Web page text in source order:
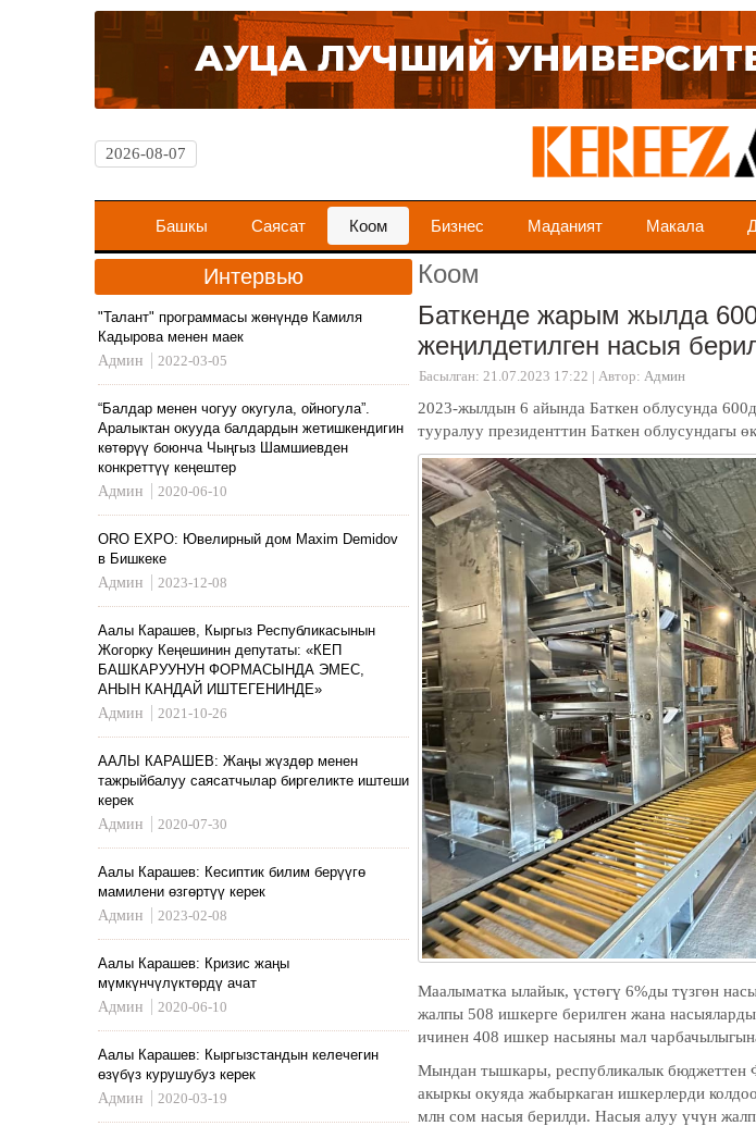
2026-08-07
Башкы Саясат Коом Бизнес Маданият Макала
Интервью
"Талант" программасы жөнүндө Камиля
Кадырова менен маек
Админ
2022-03-05
“Балдар менен чогуу окугула, ойногула”.
Аралыктан окууда балдардын жетишкендигин
көтөрүү боюнча Чыңгыз Шамшиевден
конкреттүү кеңештер
Админ
2020-06-10
ORO EXPO: Ювелирный дом Maxim Demidov
в Бишкеке
Админ
2023-12-08
Аалы Карашев, Кыргыз Республикасынын
Жогорку Кеңешинин депутаты: «КЕП
БАШКАРУУНУН ФОРМАСЫНДА ЭМЕС,
АНЫН КАНДАЙ ИШТЕГЕНИНДЕ»
Админ
2021-10-26
ААЛЫ КАРАШЕВ: Жаңы жүздөр менен
тажрыйбалуу саясатчылар биргеликте иштеши
керек
Админ
2020-07-30
Аалы Карашев: Кесиптик билим берүүгө
мамилени өзгөртүү керек
Админ
2023-02-08
Аалы Карашев: Кризис жаңы
мүмкүнчүлүктөрдү ачат
Админ
2020-06-10
Аалы Карашев: Кыргызстандын келечегин
өзүбүз курушубуз керек
Админ
2020-03-19
Коом
Баткенде жарым жылда
жеңилдетилген насыя
Басылган: 21.07.2023 17:22 | Автор: Админ
2023-жылдын 6 айында Баткен облусунда
тууралуу президенттин Баткен облусундагы
Маалыматка ылайык, үстөгү 6%ды түзгөн
жалпы 508 ишкерге берилген жана
ичинен 408 ишкер насыяны мал
Мындан тышкары, республикалык бюджеттен
акыркы окуяда жабыркаган ишкерлерди
млн сом насыя берилди. Насыя алуу үчүн